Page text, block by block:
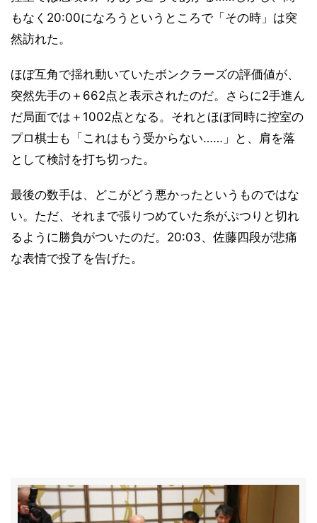
もなく20:00になろうというところで「その時」は突
然訪れた。
ほぼ互角で揺れ動いていたボンクラーズの評価値が、
突然先手の＋662点と表示されたのだ。さらに2手進ん
だ局面では＋1002点となる。それとほぼ同時に控室の
プロ棋士も「これはもう受からない……」と、肩を落
として検討を打ち切った。
最後の数手は、どこがどう悪かったというものではな
い。ただ、それまで張りつめていた糸がぷつりと切れ
るように勝負がついたのだ。20:03、佐藤四段が悲痛
な表情で投了を告げた。